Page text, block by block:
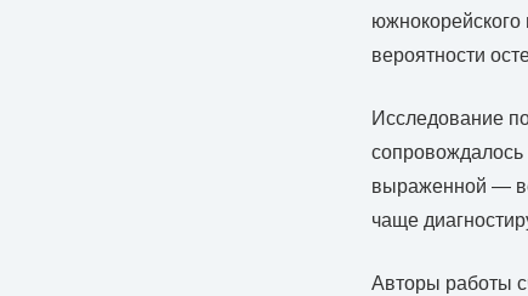
южнокорейского
вероятности
Исследование
сопровождалось
выраженной —
чаще
Авторы работы